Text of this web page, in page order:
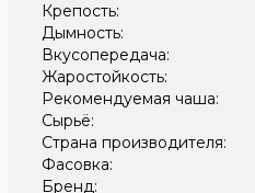
Крепость:
Дымность:
Вкусопередача:
Жаростойкость:
Рекомендуемая чаша:
Сырьё:
Страна производителя:
Фасовка:
Бренд: